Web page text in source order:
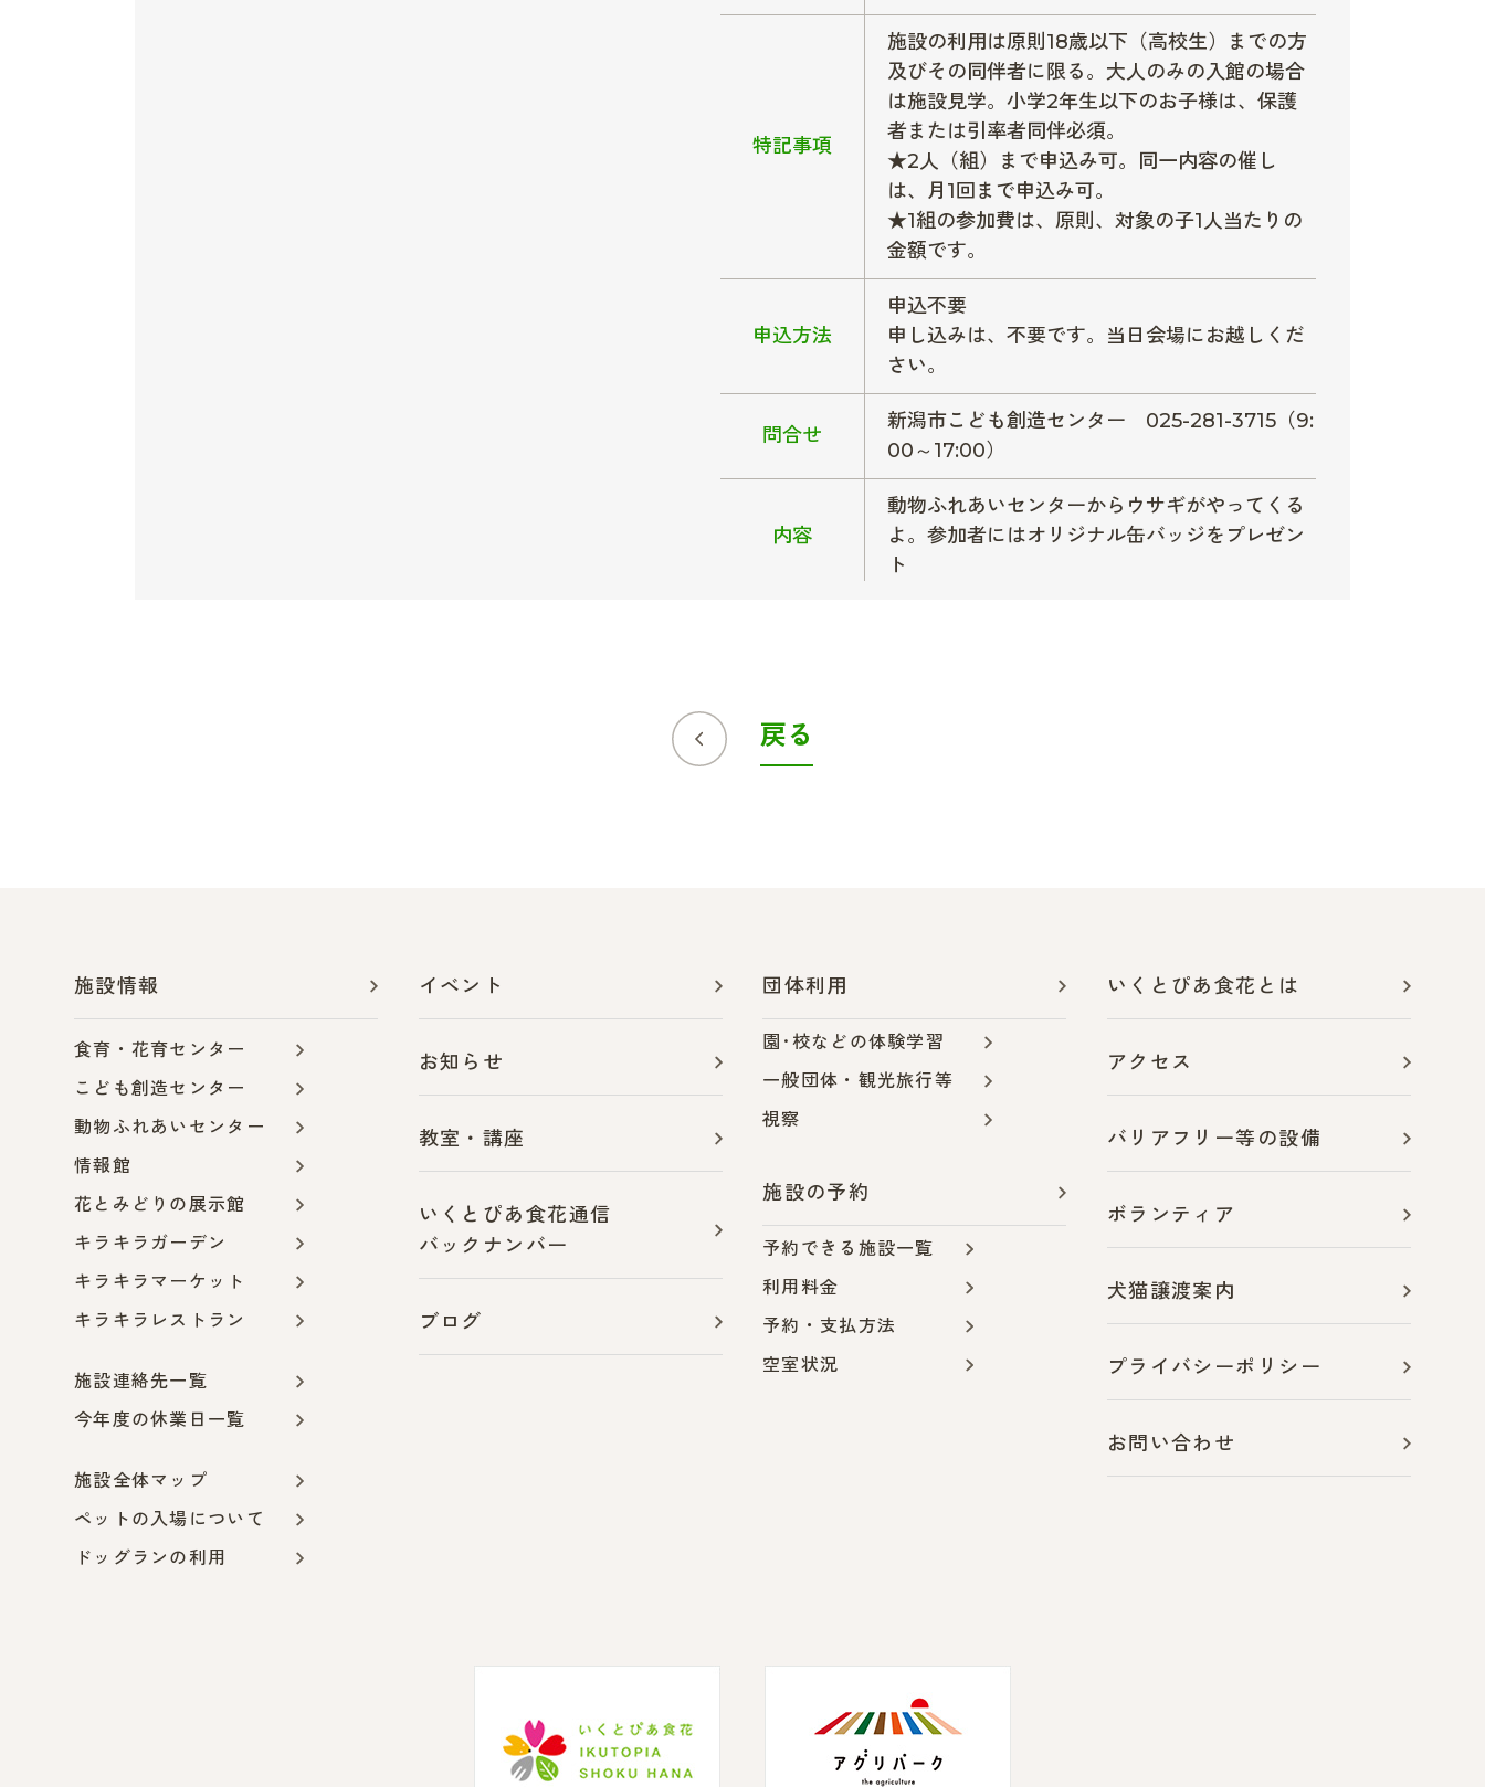
特記事項
施設の利用は原則18歳以下（高校生）までの方
及びその同伴者に限る。大人のみの入館の場合
は施設見学。小学2年生以下のお子様は、保護
者または引率者同伴必須。
★2人（組）まで申込み可。同一内容の催し
は、月1回まで申込み可。
★1組の参加費は、原則、対象の子1人当たりの
金額です。
申込方法
申込不要
申し込みは、不要です。当日会場にお越しくだ
さい。
問合せ
新潟市こども創造センター 025-281-3715（9:
00～17:00）
内容
動物ふれあいセンターからウサギがやってくる
よ。参加者にはオリジナル缶バッジをプレゼン
ト
戻る
施設情報
食育・花育センター
こども創造センター
動物ふれあいセンター
情報館
花とみどりの展示館
キラキラガーデン
キラキラマーケット
キラキラレストラン
施設連絡先一覧
今年度の休業日一覧
施設全体マップ
ペットの入場について
ドッグランの利用
イベント
お知らせ
教室・講座
いくとぴあ食花通信
バックナンバー
ブログ
団体利用
園･校などの体験学習
一般団体・観光旅行等
視察
施設の予約
予約できる施設一覧
利用料金
予約・支払方法
空室状況
いくとぴあ食花とは
アクセス
バリアフリー等の設備
ボランティア
犬猫譲渡案内
プライバシーポリシー
お問い合わせ